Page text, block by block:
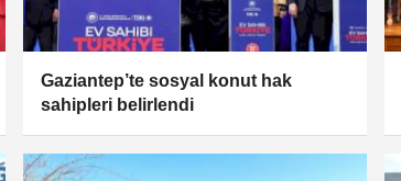
Gaziantep’te sosyal konut hak
sahipleri belirlendi